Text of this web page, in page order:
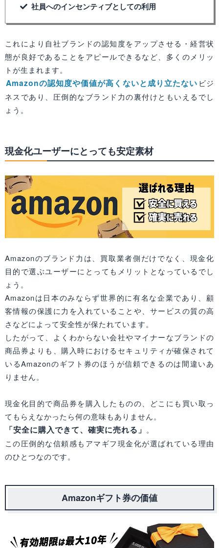
社員へのインセンティブとしての利用
これにより自社ブランドの認知度をアップさせる・経営状
態が良好であることをアピールできるなど、多くのメリッ
トが生まれます。
Amazonの認知度や価値が高くないと成り立たない ビジ
ネスであり、圧倒的なブランド力の裏付けともいえるでし
ょう。
現金化ユーザーにとっても安定素材
Amazonのブランド力は、買取業者側だけでなく、現金化
目的で選ぶユーザーにとってもメリットとなっているでし
ょう。
Amazonは日本のみならず世界的に有名な企業であり、顧
客情報の保護に力を入れていることや、サービスの質の高
さなどによって安全性が保たれています。
したがって、よくわからない会社やマイナーなブランドの
商品券よりも、購入時におけるセキュリティが確保されて
いるAmazonのギフト券のほうが信頼できるのは間違いあ
りません。
現金化目的で商品券を購入したものの、どこにも買い取っ
てもらえなかったら何の意味もありません。
「安全に購入できて、確実に売れる」 。
この圧倒的な信頼感もアマギフ現金化が選ばれている理由
のひとつなのです。
Amazonギフト券の価値